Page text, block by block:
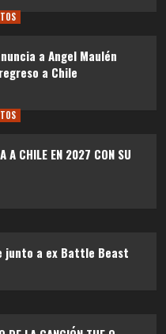
a Angel Maulén
a Chile
A CHILE EN 2027 CON SU
junto a ex Battle Beast